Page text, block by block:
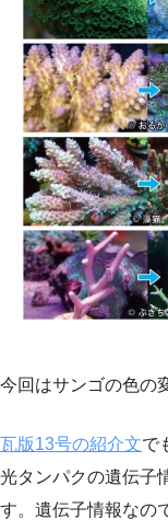
今回はサンゴの色の
瓦版13号の紹介文で
光タンパクの遺伝子
す。遺伝子情報なの